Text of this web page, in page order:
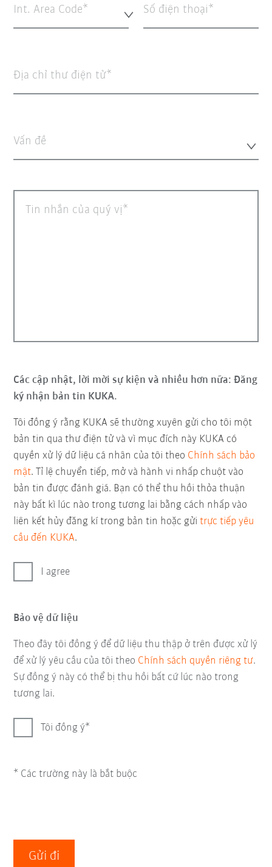
Int. Area Code* Số điện thoại
Địa chỉ thư điện tử
Vấn đề
Tin nhắn của quý vị
Các cập nhật, lời mời sự kiện và nhiều hơn nữa: Đăng
ký nhận bản tin KUKA.
Tôi đồng ý rằng KUKA sẽ thường xuyên gửi cho tôi một
bản tin qua thư điện tử và vì mục đích này KUKA có
quyền xử lý dữ liệu cá nhân của tôi theo Chính sách bảo
mật. Tỉ lệ chuyển tiếp, mở và hành vi nhấp chuột vào
bản tin được đánh giá. Bạn có thể thu hồi thỏa thuận
này bất kì lúc nào trong tương lai bằng cách nhấp vào
liên kết hủy đăng kí trong bản tin hoặc gửitrực tiếp yêu
cầu đến KUKA.
I agree
Bảo vệ dữ liệu
Theo đây tôi đồng ý để dữ liệu thu thập ở trên được xử lý
để xử lý yêu cầu của tôi theo Chính sách quyền riêng tư.
Sự đồng ý này có thể bị thu hồi bất cứ lúc nào trong
tương lai.
Tôi đồng ý
* Các trường này là bắt buộc
Gửi đi